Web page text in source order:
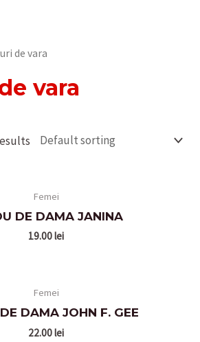
de vara
vara
Femei
DE DAMA JANINA
19.00lei
Femei
DAMA JOHN F. GEE
22.00lei